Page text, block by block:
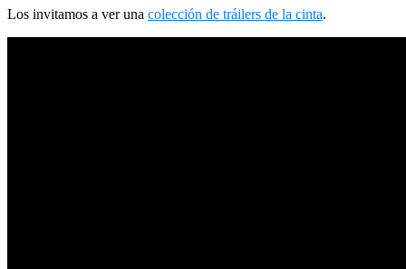
Los invitamos a ver una colección de tráilers de la cinta.